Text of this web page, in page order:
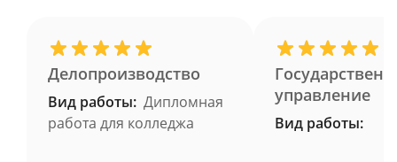
Делопроизводство
Вид работы: Дипломная
работа для колледжа
управление
Вид работы: